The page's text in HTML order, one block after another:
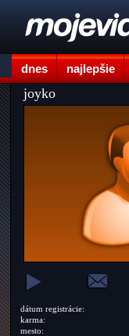
dnes najlepšie
joyko
dátum registrácie:
karma:
mesto: